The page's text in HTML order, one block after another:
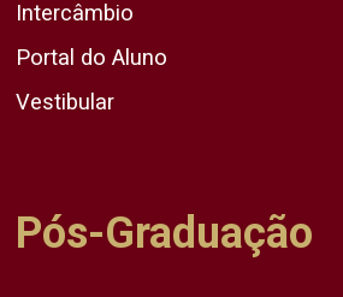
Intercâmbio
Portal do Aluno
Vestibular
Pós-Graduação